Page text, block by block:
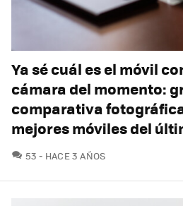
Ya sé cuál es el móvil
cámara del momento:
comparativa
mejores móviles del
53 COMENTARIOS
HACE 3 AÑOS